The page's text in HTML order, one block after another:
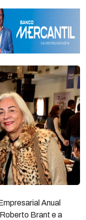
Anual
Brant e a